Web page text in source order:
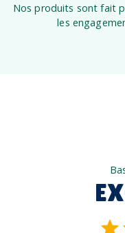
Nos produits sont fait
les